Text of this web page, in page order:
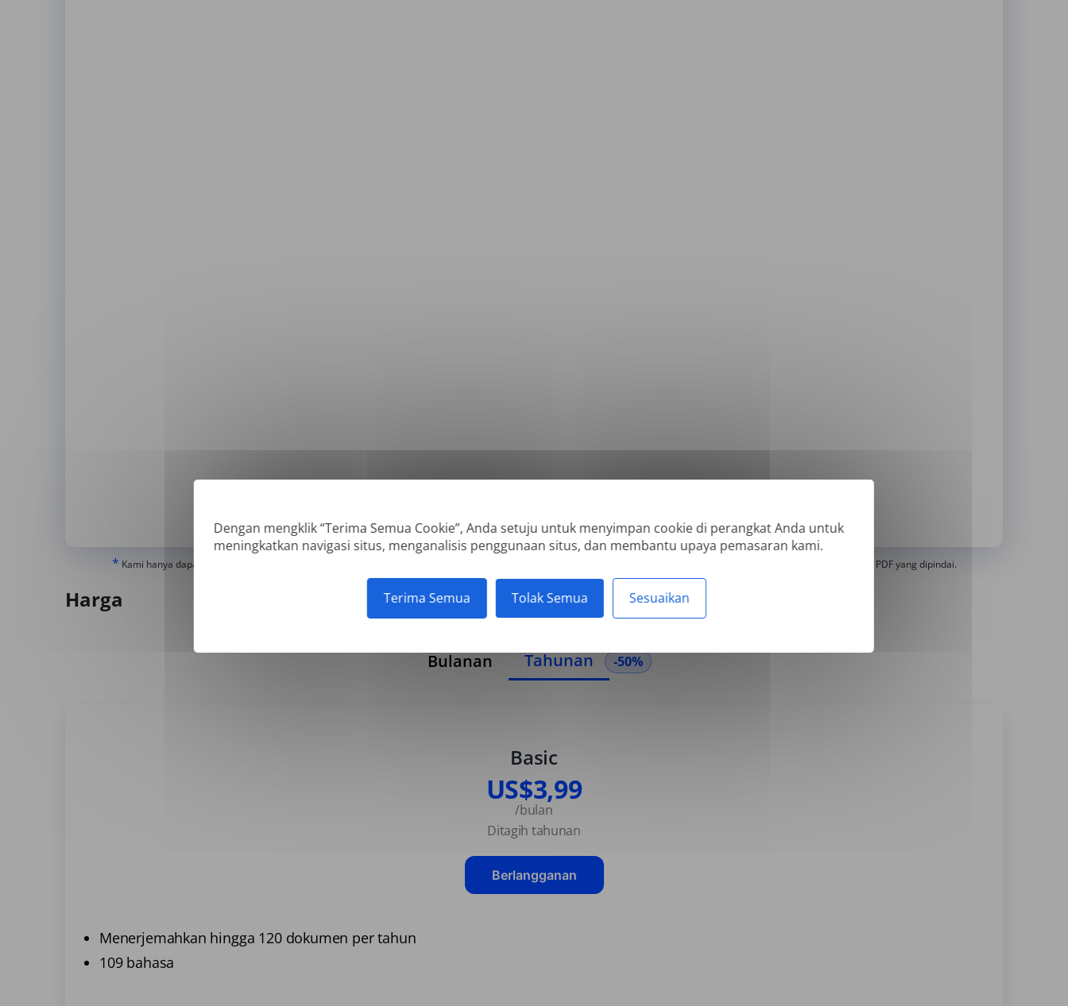
Dengan mengklik “Terima Semua Cookie”, Anda setuju untuk menyimpan cookie di perangkat Anda untuk
meningkatkan navigasi situs, menganalisis penggunaan situs, dan membantu upaya pemasaran kami.
Terima Semua Tolak Semua Sesuaikan
Format yang Didukung: DOC, DOCX, ODT, PDF*, CSV, PPTX, XLSX, XLS, RTF, TXT
* Kami hanya dapat menerjemahkan PDF 'Asli' atau yang dibuat secara digital dan PDF yang dapat dicari, tetapi kami tidak dapat menerjemahkan PDF 'Hanya Gambar' atau PDF yang dipindai.
Harga
Bulanan Tahunan -50%
Basic
US$3,99
/bulan
Ditagih tahunan
Berlangganan
Menerjemahkan hingga 120 dokumen per tahun
109 bahasa